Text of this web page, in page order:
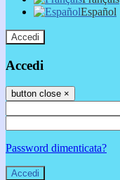
Español
Accedi
Accedi
button close ×
Password dimenticata?